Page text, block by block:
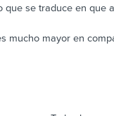
se traduce en que
mucho mayor en